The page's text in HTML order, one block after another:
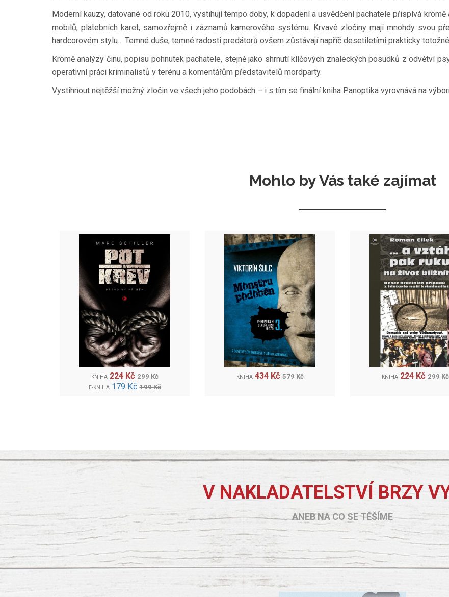
Moderní kauzy, datované od roku 2010, vystihují tempo doby, k dopadení a usvědčení pachatele přispívá
mobilů, platebních karet, samozřejmě i záznamů kamerového systému. Krvavé zločiny mají mnohdy svou
hardcorovém stylu… Temné duše, temné radosti predátorů ovšem zůstávají napříč desetiletími prakticky
Kromě analýzy činu, popisu pohnutek pachatele, stejně jako shrnutí klíčových znaleckých posudků z odvětví
operativní práci kriminalistů v terénu a komentářům představitelů mordparty.
Vystihnout nejtěžší možný zločin ve všech jeho podobách – i s tím se finální kniha Panoptika vyrovnává na
Mohlo by Vás také zajímat
KNIHA 224 Kč 299 Kč
E-KNIHA 179 Kč 199 Kč
KNIHA 434 Kč 579 Kč KNIHA 224 Kč 299 Kč
V NAKLADATELSTVÍ BRZY
ANEB NA CO SE TĚŠÍME